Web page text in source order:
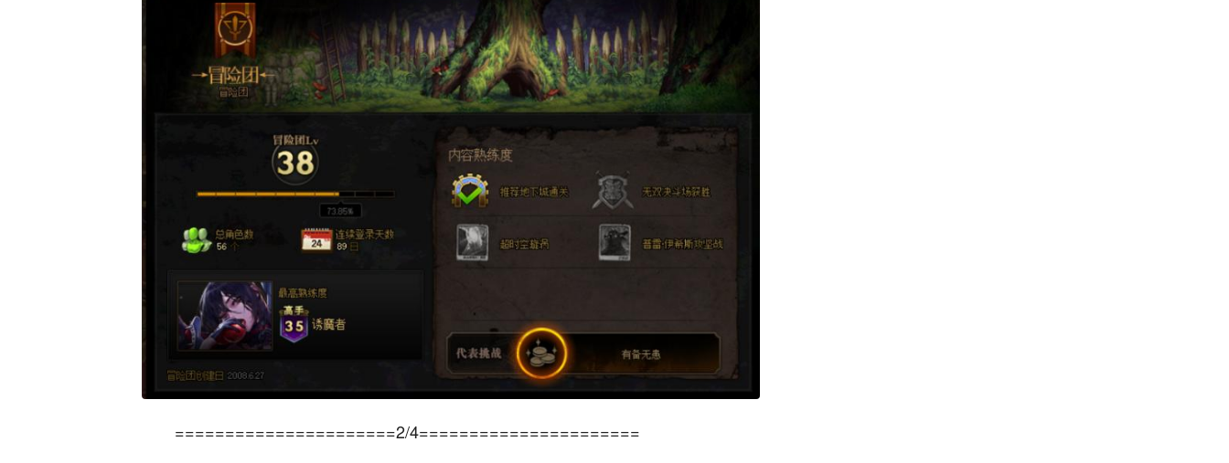
======================2/4======================